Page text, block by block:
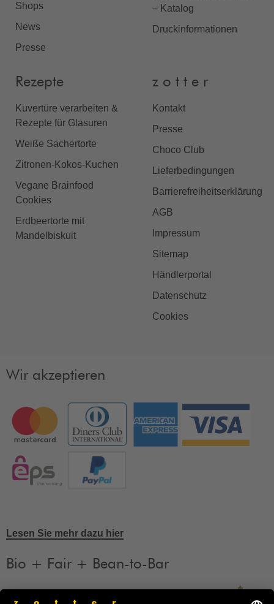
Shops
News
Presse
– Katalog
Druckinformationen
Rezepte
Kuvertüre verarbeiten &
Rezepte für Glasuren
Weiße Sachertorte
Zitronen-Kokos-Kuchen
Vegane Brainfood
Cookies
Erdbeertorte mit
Mandelbiskuit
z o t t e r
Kontakt
Presse
Choco Club
Lieferbedingungen
Barrierefreiheitserklärung
AGB
Impressum
Sitemap
Händlerportal
Datenschutz
Cookies
Wir akzeptieren
Lesen Sie mehr dazu hier
Bio + Fair + Bean-to-Bar